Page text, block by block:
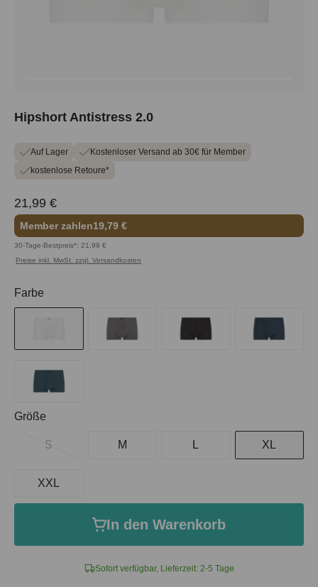
Hipshort Antistress 2.0
Auf Lager
Kostenloser Versand ab 30€ für Member
kostenlose Retoure*
21,99 €
Member zahlen19,79 €
30-Tage-Bestpreis*: 21,99 €
Preise inkl. MwSt. zzgl. Versandkosten
Sofort verfügbar, Lieferzeit: 2-5 Tage
Farbe
Größe
S M L XL
XXL
In den Warenkorb